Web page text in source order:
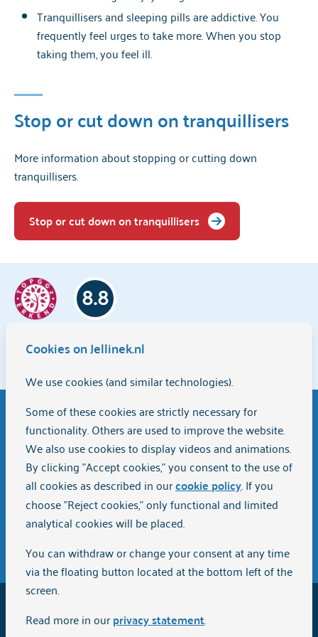
Tranquillisers and sleeping pills are addictive. You
frequently feel urges to take more. When you stop
taking them, you feel ill.
Stop or cut down on tranquillisers
More information about stopping or cutting down
tranquillisers.
Stop or cut down on tranquillisers
Jellinek is aTopGGZinstitution. Clients rate us with a 8.8 on
8.8
Looking for help for yourself or someone
in your surroundings?
We are happy to assist you in finding the right help.
Call 088 505 1220
Send a message
Cookies on Jellinek.nl
We use cookies (and similar technologies).
Some of these cookies are strictly necessary for
functionality. Others are used to improve the website.
We also use cookies to display videos and animations.
By clicking "Accept cookies," you consent to the use of
all cookies as described in ourcookie policy. If you
choose "Reject cookies," only functional and limited
analytical cookies will be placed.
You can withdraw or change your consent at any time
via the floating button located at the bottom left of the
screen.
Read more in ourprivacy statement.